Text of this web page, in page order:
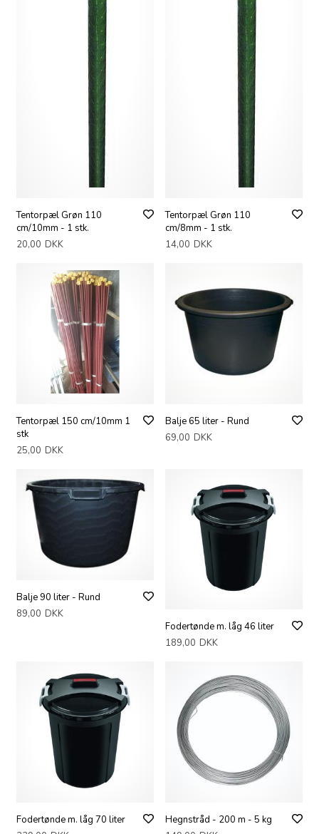
Tentorpæl Grøn 110
cm/10mm - 1 stk.
20,00 DKK
Tentorpæl Grøn 110
cm/8mm - 1 stk.
14,00 DKK
Tentorpæl 150 cm/10mm 1
stk
25,00 DKK
Balje 65 liter - Rund
69,00 DKK
Balje 90 liter - Rund
89,00 DKK
Fodertønde m. låg 46 liter
189,00 DKK
Fodertønde m. låg 70 liter
Hegnstråd - 200 m - 5 kg